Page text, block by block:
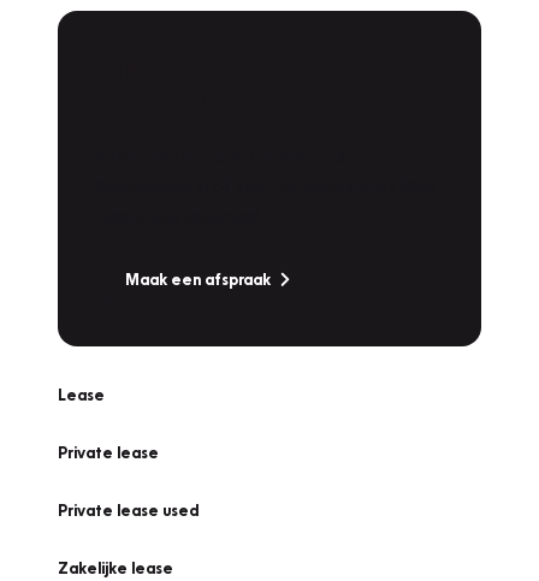
Maak een afspraak
Lease
Private lease
Private lease used
Zakelijke lease